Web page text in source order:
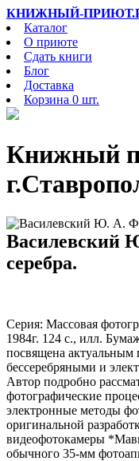
КНИЖНЫЙ-
Каталог
О приюте
Сдать книги
Блог
Доставка
Корзина 0 шт.
Книжный
Василевский
серебра.
Серия: Массовая
1984г. 124 с., илл.
посвящена
бессеребряными и
Автор подробно
фотографические
электронные методы
оригинальной
видеофотокамеры
обычного 35-мм